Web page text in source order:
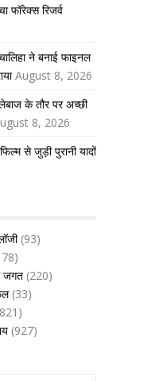
फॉरेक्स रिजर्व
ने बनाई फाइनल
August 8, 2026
के तौर पर अच्छी
8, 2026
से जुड़ी पुरानी यादों
(93)
जगत (220)
(33)
(927)